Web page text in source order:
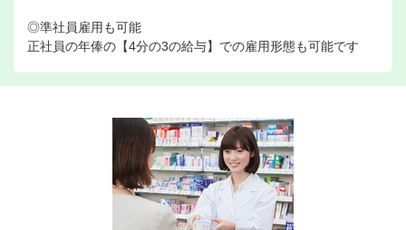
◎準社員雇用も可能
正社員の年俸の【4分の3の給与】での雇用形態も可能です